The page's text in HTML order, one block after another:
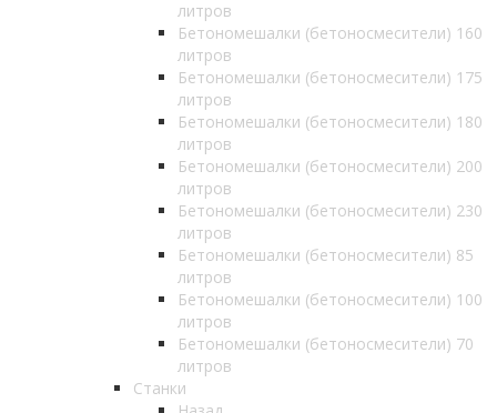
литров
Бетономешалки (бетоносмесители) 160
литров
Бетономешалки (бетоносмесители) 175
литров
Бетономешалки (бетоносмесители) 180
литров
Бетономешалки (бетоносмесители) 200
литров
Бетономешалки (бетоносмесители) 230
литров
Бетономешалки (бетоносмесители) 85
литров
Бетономешалки (бетоносмесители) 100
литров
Бетономешалки (бетоносмесители) 70
литров
Станки